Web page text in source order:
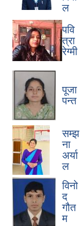
ल
पवि
त्रा
रेग्मी
पूजा
पन्त
सम्झ
ना
अर्या
ल
विनो
द
गौत
म